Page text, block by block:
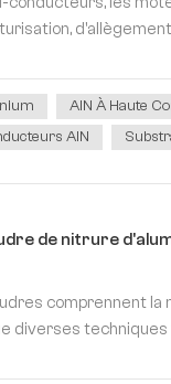
AlN À Haute
AlN
de nitrure
comprennent la
diverses